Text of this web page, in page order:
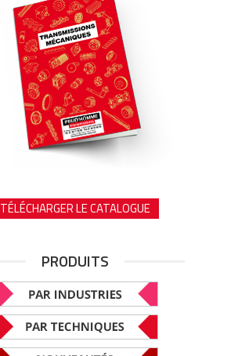
TÉLÉCHARGER LE CATALOGUE
PRODUITS